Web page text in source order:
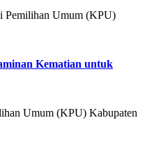
Umum (KPU)
Kematian untuk
Umum (KPU) Kabupaten